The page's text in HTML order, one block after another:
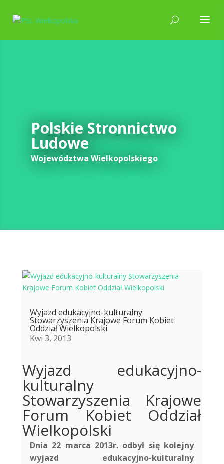
Polskie Stronnictwo
Ludowe
Województwa Wielkopolskiego
Wyjazd edukacyjno-kulturalny
Stowarzyszenia Krajowe Forum Kobiet
Oddział Wielkopolski
Kwi 3, 2013
Wyjazd edukacyjno-
kulturalny
Stowarzyszenia Krajowe
Forum Kobiet Oddział
Wielkopolski
Dnia 22 marca 2013r. odbył się kolejny
wyjazd edukacyjno-kulturalny